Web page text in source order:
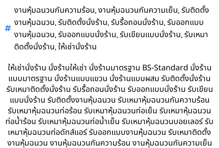
งานหุ้มฉนวนกันความร้อน,งานหุ้มฉนวนกันความเย็น,รับติดตั้ง
งานหุ้มฉนวน,รับติดตั้งนั่งร้าน,รับรื้อถอนนั่งร้าน,รับออกแบบ
งานหุ้มฉนวน,รับออกแบบนั่งร้าน,รับเขียนแบบนั่งร้าน,รับเหมา
ติดตั้งนั่งร้าน,ให้เช่านั่งร้าน
ให้เช่านั่งร้าน นั่งร้านให้เช่า นั่งร้านมาตรฐาน BS-Standard นั่งร้าน
แบบมาตรฐาน นั่งร้านแบบแขวน นั่งร้านแบบผสม รับติดตั้งนั่งร้าน
รับเหมาติดตั้งนั่งร้าน รับรื้อถอนนั่งร้าน รับออกแบบนั่งร้าน รับเขียน
แบบนั่งร้าน รับติดตั้งงานหุ้มฉนวน รับเหมาหุ้มฉนวนกันความร้อน
รับเหมาหุ้มฉนวนท่อร้อน รับเหมาหุ้มฉนวนท่อเย็น รับเหมาหุ้มฉนวน
ท่อน้ำร้อน รับเหมาหุ้มฉนวนท่อน้ำเย็น รับเหมาหุ้มฉนวนบอยเลอร์ รับ
เหมาหุ้มฉนวนท่อดักส์แอร์ รับออกแบบงานหุ้มฉนวน รับเหมาติดตั้ง
งานหุ้มฉนวน งานหุ้มฉนวนกันความร้อน งานหุ้มฉนวนกันความเย็น